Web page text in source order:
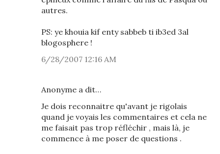
autres.
PS: ye khouia kif enty sabbeb ti ib3ed 3al
blogosphere !
6/28/2007 12:16 AM
Anonyme a dit…
Je dois reconnaitre qu'avant je rigolais
quand je voyais les commentaires et cela ne
me faisait pas trop réfléchir , mais là, je
commence à me poser de questions .